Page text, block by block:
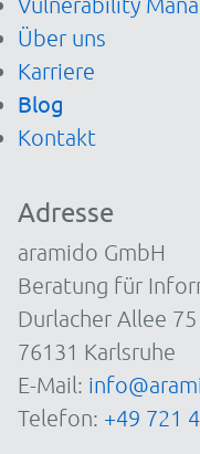
Über uns
Karriere
Blog
Kontakt
Adresse
aramido GmbH
Beratung für
Durlacher Allee 75
76131 Karlsruhe
E-Mail:
Telefon: +49 721